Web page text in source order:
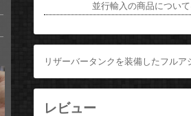
並行輸入の商品につい
リザーバータンクを装備したフル
レビュー